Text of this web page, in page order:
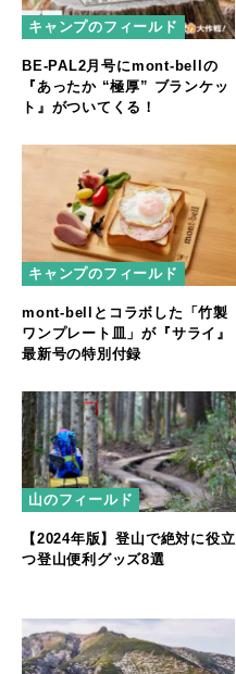
キャンプのフィールド
BE-PAL2月号にmont-bellの
『あったか “極厚” ブランケッ
ト』がついてくる！
キャンプのフィールド
mont-bellとコラボした「竹製
ワンプレート皿」が『サライ』
最新号の特別付録
山のフィールド
【2024年版】登山で絶対に役立
つ登山便利グッズ8選